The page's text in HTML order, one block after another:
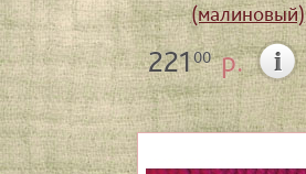
(малиновый)
22100р.